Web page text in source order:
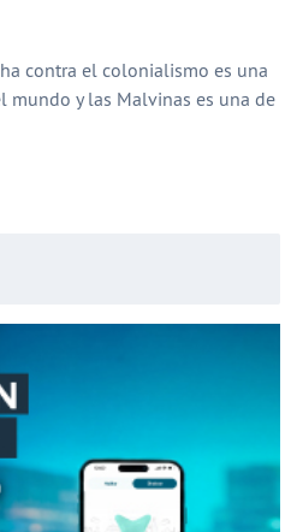
contra el colonialismo es una
mundo y las Malvinas es una de